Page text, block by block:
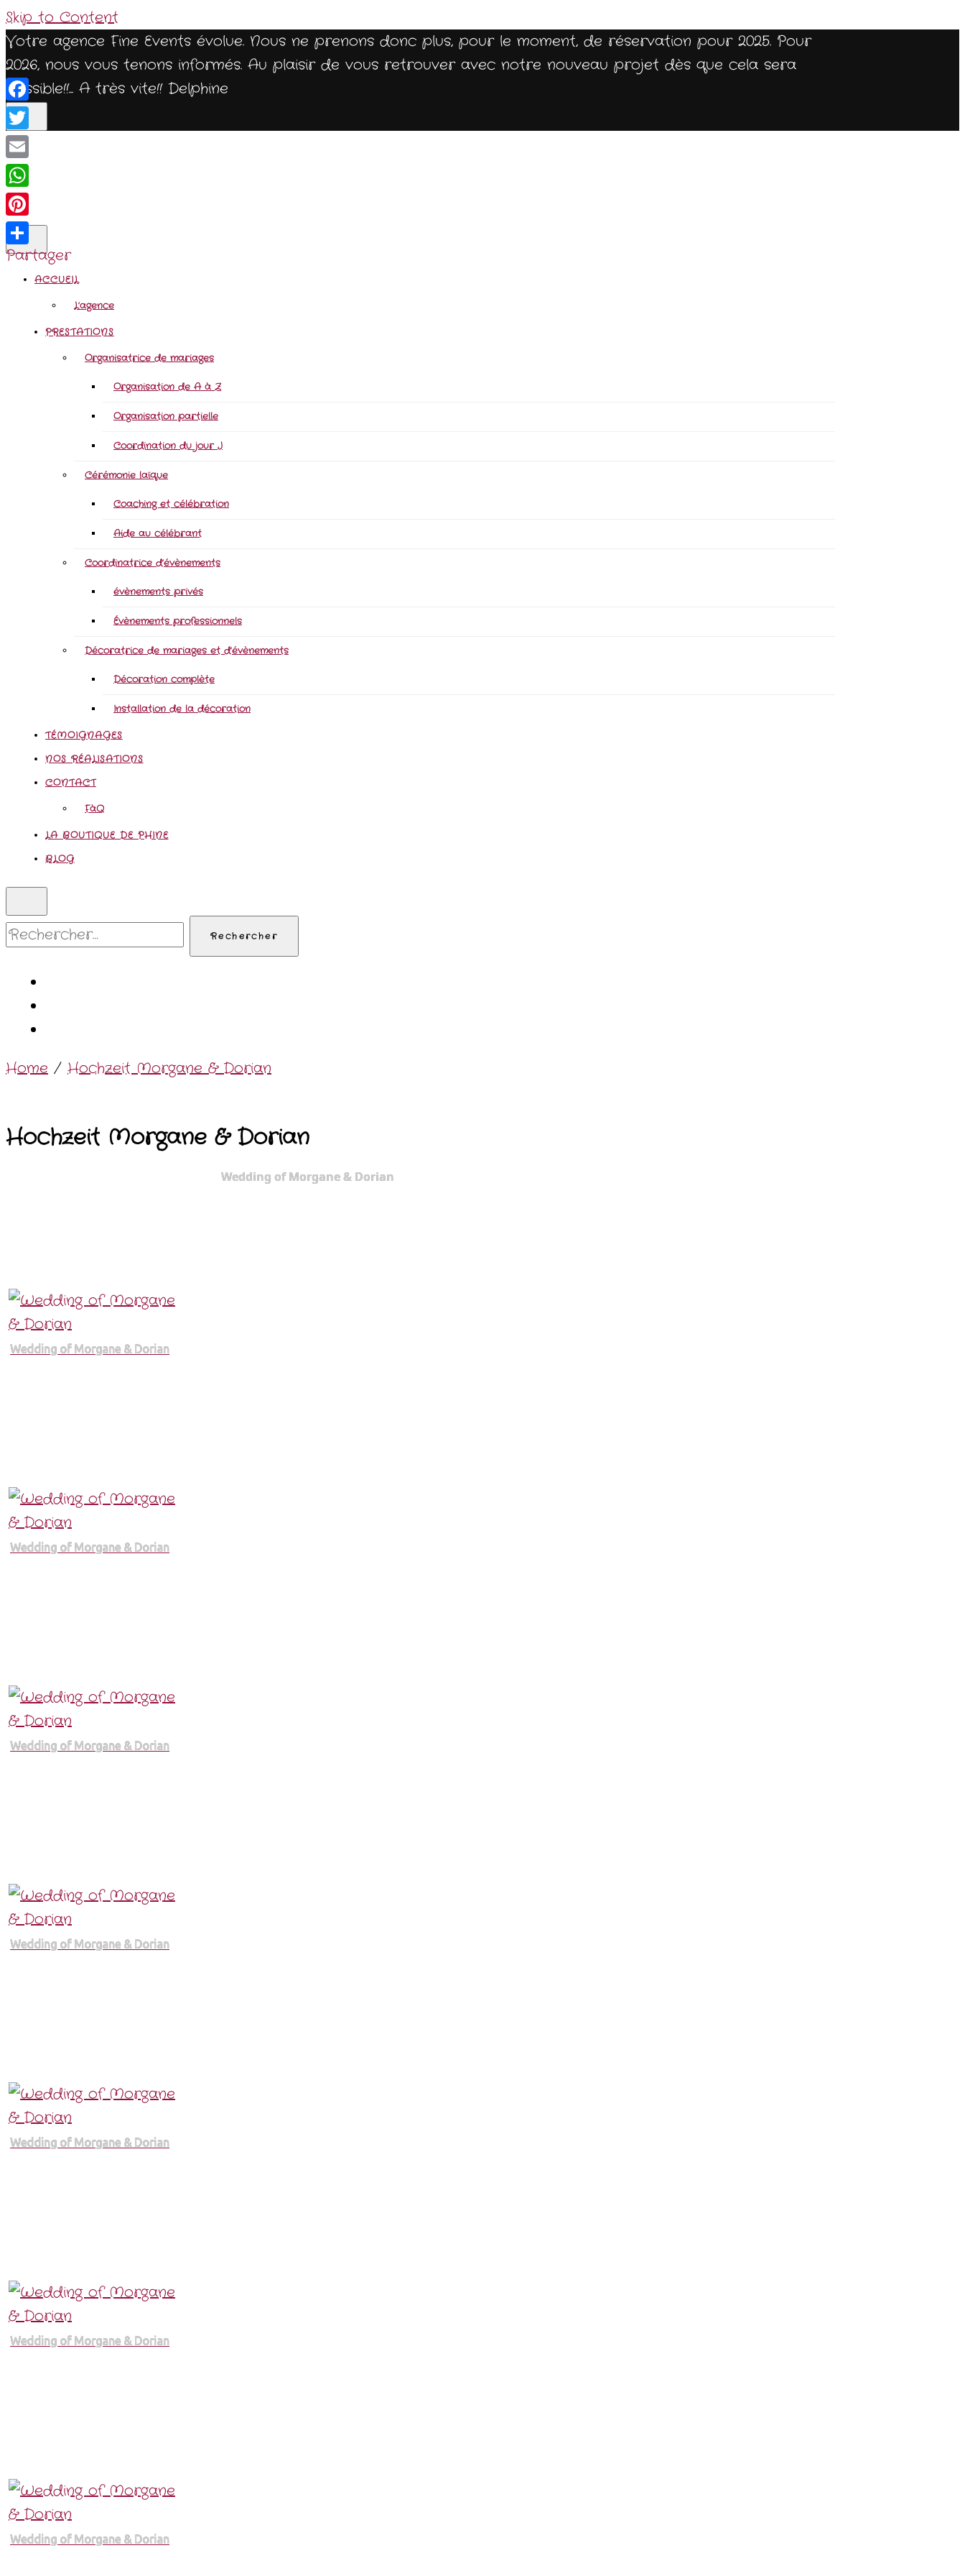
Skip to Content
Votre agence Fine Events évolue. Nous ne prenons donc plus, pour le moment, de réservation pour 2025. Pour
2026, nous vous tenons informés. Au plaisir de vous retrouver avec notre nouveau projet dès que cela sera
possible!!... A très vite!! Delphine
ACCUEIL
L’agence
PRESTATIONS
Organisatrice de mariages
Organisation de A à Z
Organisation partielle
Coordination du jour J
Cérémonie laïque
Coaching et célébration
Aide au célébrant
Coordinatrice d’évènements
évènements privés
Évènements professionnels
Décoratrice de mariages et d’évènements
Décoration complète
Installation de la décoration
TÉMOIGNAGES
NOS RÉALISATIONS
CONTACT
FàQ
LA BOUTIQUE DE PHINE
BLOG
Rechercher :
Home / Hochzeit Morgane & Dorian
Hochzeit Morgane & Dorian
Wedding of Morgane & Dorian
Wedding of Morgane & Dorian
Wedding of Morgane & Dorian
Wedding of Morgane & Dorian
Wedding of Morgane & Dorian
Wedding of Morgane & Dorian
Wedding of Morgane & Dorian
Wedding of Morgane & Dorian
Facebook
Twitter
Email
WhatsApp
Pinterest
Partager